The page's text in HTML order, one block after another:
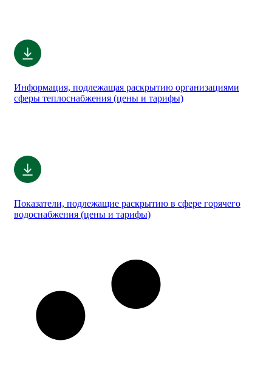
Информация, подлежащая раскрытию организациями
сферы теплоснабжения (цены и тарифы)
Показатели, подлежащие раскрытию в сфере горячего
водоснабжения (цены и тарифы)